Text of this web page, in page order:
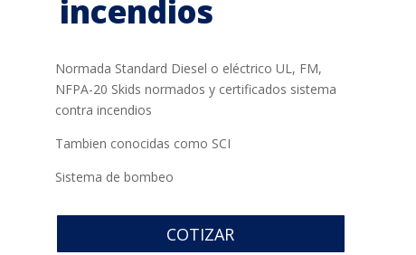
incendios
Normada Standard Diesel o eléctrico UL, FM,
NFPA-20 Skids normados y certificados sistema
contra incendios
Tambien conocidas como SCI
Sistema de bombeo
COTIZAR